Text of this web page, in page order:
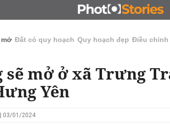
ĐẤU GIÁ - ĐẤU THẦU KINH
Đất có quy hoạch Quy hoạch đẹp Điều chỉnh
mở ở xã Trưng
Yên
03/01/2024